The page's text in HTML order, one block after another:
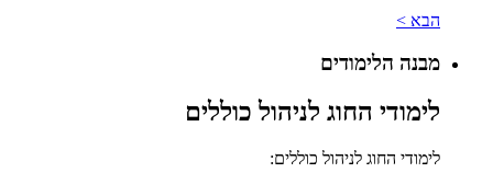
הבא >
מבנה הלימודים
לימודי החוג לניהול כוללים
לימודי החוג לניהול כוללים: